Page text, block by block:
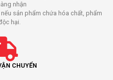
nhận
sản phẩm chứa hóa chất, phẩm
hại.
CHUYỂN